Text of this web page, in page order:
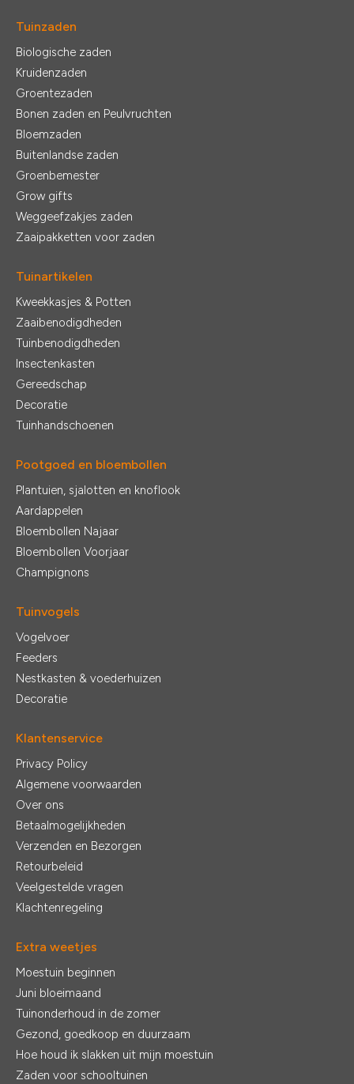
Tuinzaden
Biologische zaden
Kruidenzaden
Groentezaden
Bonen zaden en Peulvruchten
Bloemzaden
Buitenlandse zaden
Groenbemester
Grow gifts
Weggeefzakjes zaden
Zaaipakketten voor zaden
Tuinartikelen
Kweekkasjes & Potten
Zaaibenodigdheden
Tuinbenodigdheden
Insectenkasten
Gereedschap
Decoratie
Tuinhandschoenen
Pootgoed en bloembollen
Plantuien, sjalotten en knoflook
Aardappelen
Bloembollen Najaar
Bloembollen Voorjaar
Champignons
Tuinvogels
Vogelvoer
Feeders
Nestkasten & voederhuizen
Decoratie
Klantenservice
Privacy Policy
Algemene voorwaarden
Over ons
Betaalmogelijkheden
Verzenden en Bezorgen
Retourbeleid
Veelgestelde vragen
Klachtenregeling
Extra weetjes
Moestuin beginnen
Juni bloeimaand
Tuinonderhoud in de zomer
Gezond, goedkoop en duurzaam
Hoe houd ik slakken uit mijn moestuin
Zaden voor schooltuinen